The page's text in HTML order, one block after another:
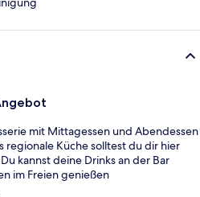
mit Mittagessen und Abendessen
regionale Küche solltest du dir hier
kannst deine Drinks an der Bar
im Freien genießen